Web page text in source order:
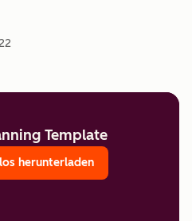
Template
herunterladen